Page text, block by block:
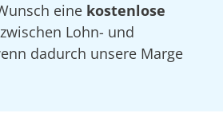
eine kostenlose
zwischen Lohn- und
dadurch unsere Marge